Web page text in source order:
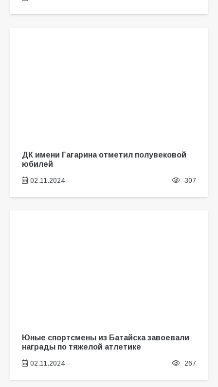
ДК имени Гагарина отметил полувековой
юбилей
02.11.2024 307
Юные спортсмены из Батайска завоевали
награды по тяжелой атлетике
02.11.2024 267